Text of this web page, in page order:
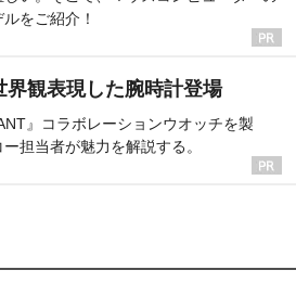
をご紹介！
界観表現した腕時計登場
』コラボレーションウオッチを製
担当者が魅力を解説する。